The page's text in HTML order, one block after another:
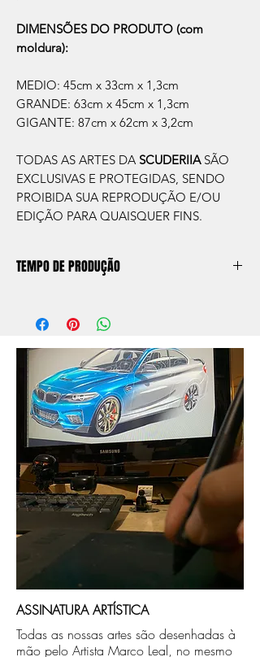
DIMENSÕES DO PRODUTO (com
moldura):
MEDIO: 45cm x 33cm x 1,3cm
GRANDE: 63cm x 45cm x 1,3cm
GIGANTE: 87cm x 62cm x 3,2cm
TODAS AS ARTES DA SCUDERIIA SÃO
EXCLUSIVAS E PROTEGIDAS, SENDO
PROIBIDA SUA REPRODUÇÃO E/OU
EDIÇÃO PARA QUAISQUER FINS.
TEMPO DE PRODUÇÃO
aprox. 5 dias úteis, após a confirmação de
compra.
Após a produçao, seguimos com o envio
no endereço que nos for informado na
compra ou disponibilizaremos para retirada
caso seja sua opção de compra.
ASSINATURA ARTÍSTICA
Todas as nossas artes são desenhadas à
mão pelo Artista Marco Leal, no mesmo